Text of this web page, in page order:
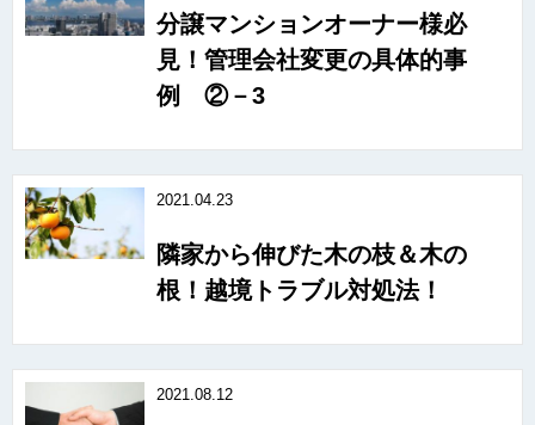
分譲マンションオーナー様必
見！管理会社変更の具体的事
例 ②－3
2021.04.23
隣家から伸びた木の枝＆木の
根！越境トラブル対処法！
2021.08.12